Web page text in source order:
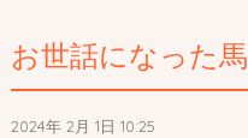
お世話になった馬
2024年 2月 1日 10:25